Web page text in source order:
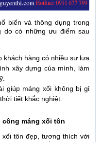
biến và thông dụng trong
do có những ưu điểm sau
khách hàng có nhiều sự lựa
xây dựng của mình, làm
giúp máng xối không bị gỉ
tiết khắc nghiệt.
máng xối tôn
tôn đẹp, tương thích với